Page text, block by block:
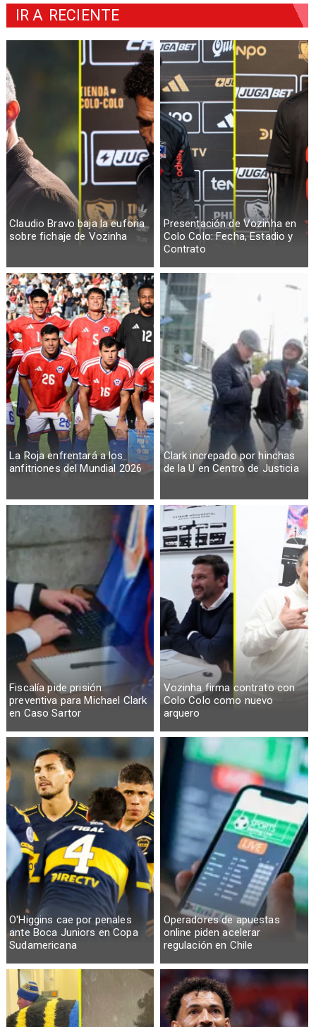
Claudio Bravo baja la euforia
sobre fichaje de Vozinha
Presentación de Vozinha en
Colo Colo: Fecha, Estadio y
Contrato
La Roja enfrentará a los
anfitriones del Mundial 2026
Clark increpado por hinchas
de la U en Centro de Justicia
Fiscalía pide prisión
preventiva para Michael Clark
en Caso Sartor
Vozinha firma contrato con
Colo Colo como nuevo
arquero
O'Higgins cae por penales
ante Boca Juniors en Copa
Sudamericana
Operadores de apuestas
online piden acelerar
regulación en Chile
IR A RECIENTE